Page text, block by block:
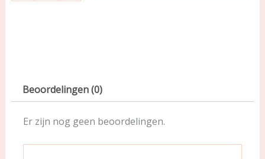
Beoordelingen (0)
Er zijn nog geen beoordelingen.